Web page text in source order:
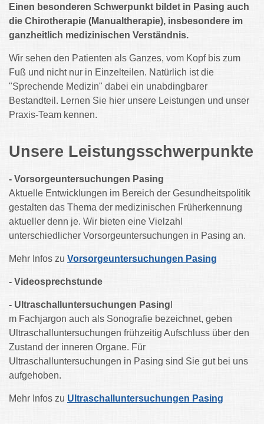
Einen besonderen Schwerpunkt bildet in Pasing auch
die Chirotherapie (Manualtherapie), insbesondere im
ganzheitlich medizinischen Verständnis.
Wir sehen den Patienten als Ganzes, vom Kopf bis zum
Fuß und nicht nur in Einzelteilen. Natürlich ist die
"Sprechende Medizin" dabei ein unabdingbarer
Bestandteil. Lernen Sie hier unsere Leistungen und unser
Praxis-Team kennen.
Unsere Leistungsschwerpunkte
- Vorsorgeuntersuchungen Pasing
Aktuelle Entwicklungen im Bereich der Gesundheitspolitik
gestalten das Thema der medizinischen Früherkennung
aktueller denn je. Wir bieten eine Vielzahl
unterschiedlicher Vorsorgeuntersuchungen in Pasing an.
Mehr Infos zu Vorsorgeuntersuchungen Pasing
- Videosprechstunde
- Ultraschalluntersuchungen Pasing
m Fachjargon auch als Sonografie bezeichnet, geben
Ultraschalluntersuchungen frühzeitig Aufschluss über den
Zustand der inneren Organe. Für
Ultraschalluntersuchungen in Pasing sind Sie gut bei uns
aufgehoben.
Mehr Infos zu Ultraschalluntersuchungen Pasing